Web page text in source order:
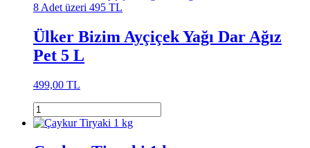
8 Adet üzeri 495 TL
Ülker Bizim Ayçiçek Yağı Dar Ağız
Pet 5 L
499,00 TL